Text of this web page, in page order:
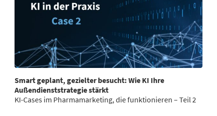
Smart geplant, gezielter besucht: Wie KI Ihre
Außendienststrategie stärkt
KI-Cases im Pharmamarketing, die funktionieren – Teil 2